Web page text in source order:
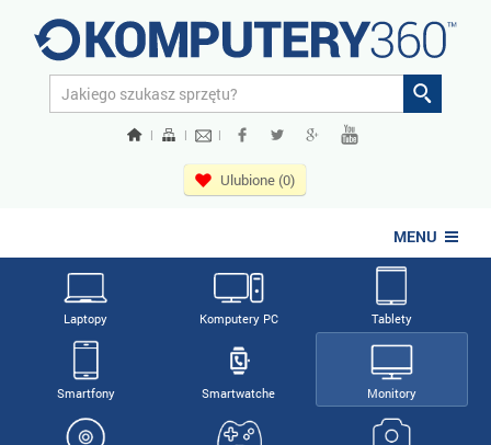
| | |
Ulubione (0)
MENU
Laptopy Komputery PC Tablety
Smartfony Smartwatche Monitory